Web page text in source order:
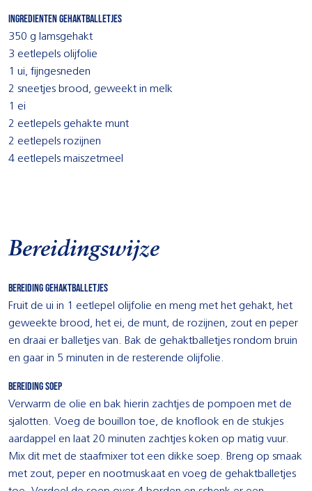
Ingredienten gehaktballetjes
350 g lamsgehakt
3 eetlepels olijfolie
1 ui, fijngesneden
2 sneetjes brood, geweekt in melk
1 ei
2 eetlepels gehakte munt
2 eetlepels rozijnen
4 eetlepels maiszetmeel
Bereidingswijze
Bereiding gehaktballetjes
Fruit de ui in 1 eetlepel olijfolie en meng met het gehakt, het
geweekte brood, het ei, de munt, de rozijnen, zout en peper
en draai er balletjes van. Bak de gehaktballetjes rondom bruin
en gaar in 5 minuten in de resterende olijfolie.
Bereiding soep
Verwarm de olie en bak hierin zachtjes de pompoen met de
sjalotten. Voeg de bouillon toe, de knoflook en de stukjes
aardappel en laat 20 minuten zachtjes koken op matig vuur.
Mix dit met de staafmixer tot een dikke soep. Breng op smaak
met zout, peper en nootmuskaat en voeg de gehaktballetjes